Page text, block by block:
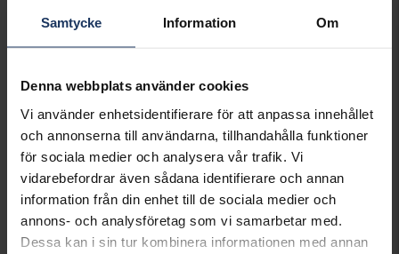
Samtycke Information Om
Denna webbplats använder cookies
Vi använder enhetsidentifierare för att anpassa innehållet
och annonserna till användarna, tillhandahålla funktioner
för sociala medier och analysera vår trafik. Vi
vidarebefordrar även sådana identifierare och annan
information från din enhet till de sociala medier och
annons- och analysföretag som vi samarbetar med.
Dessa kan i sin tur kombinera informationen med annan
HÖJD CA (MM)
0.6
LÄNGD CA (CM)
MATERIAL
Guld
KEDJEMODELL
Box chain
VIKT CA (GRAM)
1.0
Matchande produkter och andra varianter